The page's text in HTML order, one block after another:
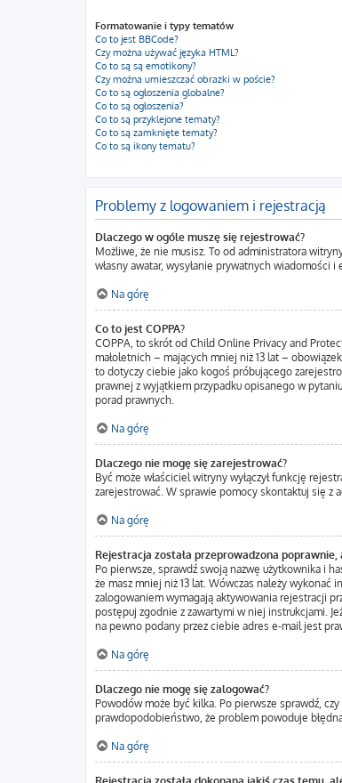
Formatowanie i typy tematów
Co to jest BBCode?
Czy można używać języka HTML?
Co to są są emotikony?
Czy można umieszczać obrazki w poście?
Co to są ogłoszenia globalne?
Co to są ogłoszenia?
Co to są przyklejone tematy?
Co to są zamknięte tematy?
Co to są ikony tematu?
Problemy z logowaniem i rejestracją
Dlaczego w ogóle muszę się rejestrować?
Możliwe, że nie musisz. To od administratora
własny awatar, wysyłanie prywatnych
Na górę
Co to jest COPPA?
COPPA, to skrót od Child Online Privacy and
małoletnich – mających mniej niż 13 lat –
to dotyczy ciebie jako kogoś próbującego
prawnej z wyjątkiem przypadku opisanego w
porad prawnych.
Na górę
Dlaczego nie mogę się zarejestrować?
Być może właściciel witryny wyłączył funkcję
zarejestrować. W sprawie pomocy skontaktuj się z
Na górę
Rejestracja została przeprowadzona
Po pierwsze, sprawdź swoją nazwę użytkownika i
że masz mniej niż 13 lat. Wówczas należy wykonać
zalogowaniem wymagają aktywowania rejestracji
postępuj zgodnie z zawartymi w niej instrukcjami.
na pewno podany przez ciebie adres e-mail jest
Na górę
Dlaczego nie mogę się zalogować?
Powodów może być kilka. Po pierwsze sprawdź,
prawdopodobieństwo, że problem powoduje
Na górę